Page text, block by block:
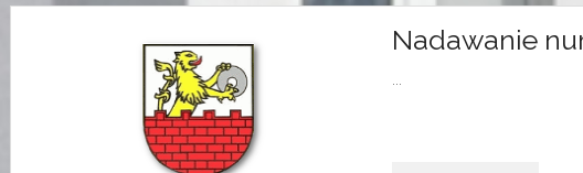
Nadawanie
...